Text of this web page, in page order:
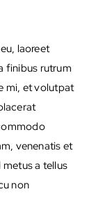
laoreet
finibus rutrum
mi, et volutpat
venenatis et
a tellus
non